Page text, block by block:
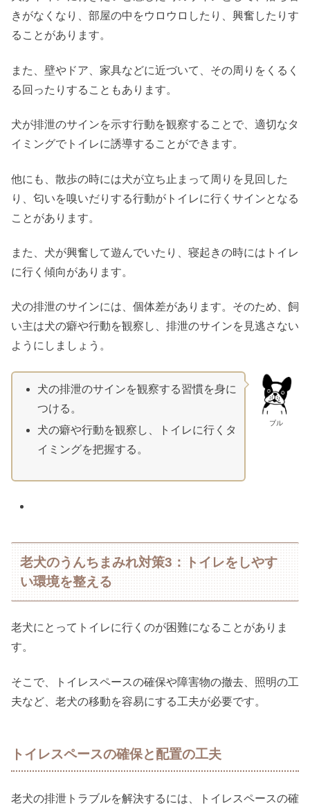
きがなくなり、部屋の中をウロウロしたり、興奮したりす
ることがあります。
また、壁やドア、家具などに近づいて、その周りをくるく
る回ったりすることもあります。
犬が排泄のサインを示す行動を観察することで、適切なタ
イミングでトイレに誘導することができます。
他にも、散歩の時には犬が立ち止まって周りを見回した
り、匂いを嗅いだりする行動がトイレに行くサインとなる
ことがあります。
また、犬が興奮して遊んでいたり、寝起きの時にはトイレ
に行く傾向があります。
犬の排泄のサインには、個体差があります。そのため、飼
い主は犬の癖や行動を観察し、排泄のサインを見逃さない
ようにしましょう。
ブル
犬の排泄のサインを観察する習慣を身に
つける。
犬の癖や行動を観察し、トイレに行くタ
イミングを把握する。
老犬のうんちまみれ対策3：トイレをしやす
い環境を整える
老犬にとってトイレに行くのが困難になることがありま
す。
そこで、トイレスペースの確保や障害物の撤去、照明の工
夫など、老犬の移動を容易にする工夫が必要です。
トイレスペースの確保と配置の工夫
老犬の排泄トラブルを解決するには、トイレスペースの確